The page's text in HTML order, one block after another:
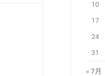
10
17
24
31
« 7月